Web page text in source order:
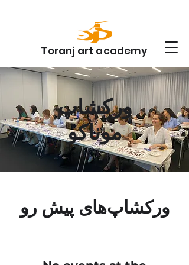
Toranj art academy
ورکشاپ‌
موناکو
ورکشاپ‌های پیش رو